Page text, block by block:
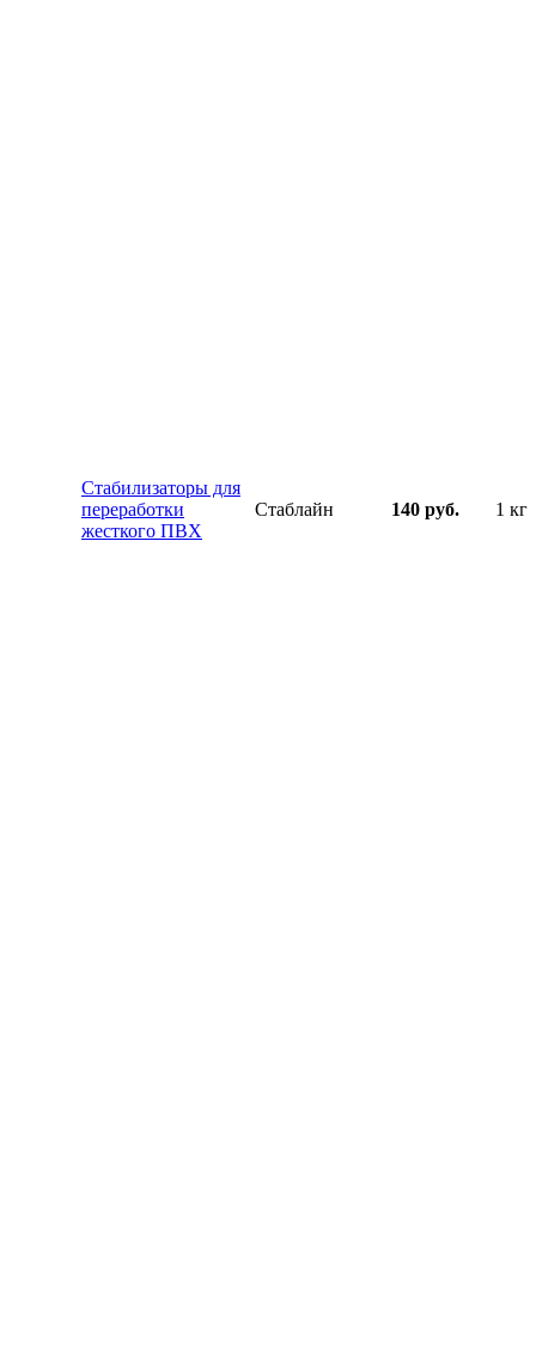
Стабилизаторы для
переработки
жесткого ПВХ
Стаблайн 140 руб. 1 кг